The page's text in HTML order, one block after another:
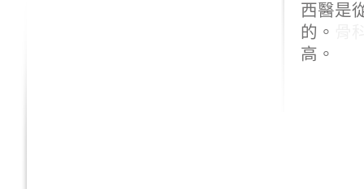
西醫是
的。
高。